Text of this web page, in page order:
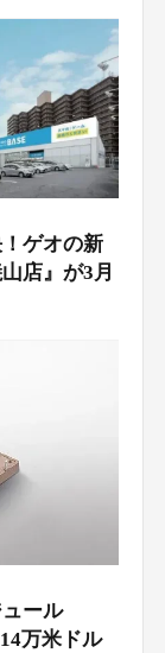
ゲオの新
店』が3月
ール
万米ドル